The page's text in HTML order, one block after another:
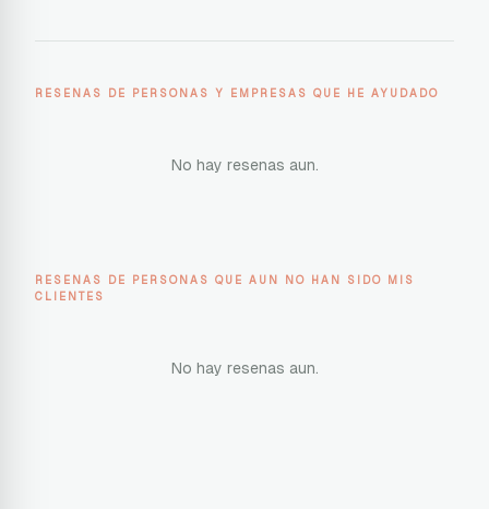
RESENAS DE PERSONAS Y EMPRESAS QUE HE AYUDADO
No hay resenas aun.
RESENAS DE PERSONAS QUE AUN NO HAN SIDO MIS
CLIENTES
No hay resenas aun.